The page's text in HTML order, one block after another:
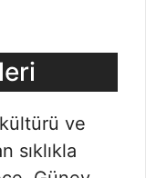
ve
sıklıkla